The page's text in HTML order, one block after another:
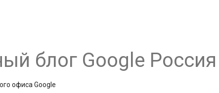
блог Google Россия
офиса Google